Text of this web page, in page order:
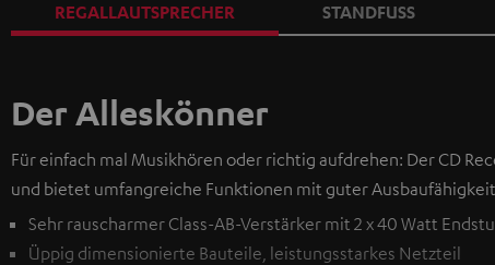
REGALLAUTSPRECHER
STANDFUSS
Der Alleskönner
Für einfach mal Musikhören oder richtig aufdrehen: Der CD
und bietet umfangreiche Funktionen mit guter
Sehr rauscharmer Class-AB-Verstärker mit 2 x 40 Watt
Üppig dimensionierte Bauteile, leistungsstarkes Netzteil